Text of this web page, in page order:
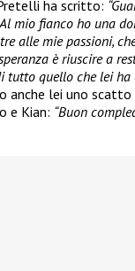
ha scritto:
mio fianco ho una
alle mie passioni,
è riuscire a
tutto quello che lei ha
anche lei uno
e Kian: “Buon